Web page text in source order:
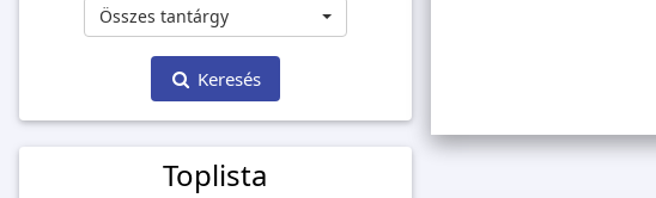
Összes tantárgy
Keresés
Toplista